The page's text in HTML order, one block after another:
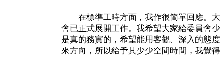
在標準工時方面，我作很簡單回應。大
會已正式展開工作。我希望大家給委員會
是真的務實的，希望能用客觀、深入的態
來方向，所以給予其少少空間時間，我覺